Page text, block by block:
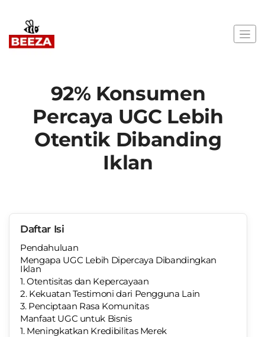
92% Konsumen
Percaya UGC Lebih
Otentik Dibanding
Iklan
Daftar Isi
Pendahuluan
Mengapa UGC Lebih Dipercaya Dibandingkan
Iklan
1. Otentisitas dan Kepercayaan
2. Kekuatan Testimoni dari Pengguna Lain
3. Penciptaan Rasa Komunitas
Manfaat UGC untuk Bisnis
1. Meningkatkan Kredibilitas Merek